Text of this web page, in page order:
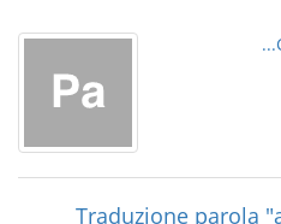
Traduzione parola